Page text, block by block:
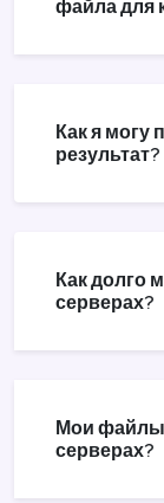
файла для
Как я могу
результат?
Как долго
серверах?
Мои файлы
серверах?